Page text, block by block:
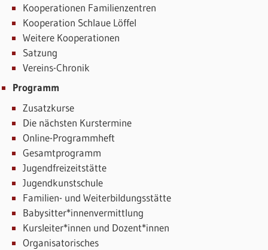
Kooperationen Familienzentren
Kooperation Schlaue Löffel
Weitere Kooperationen
Satzung
Vereins-Chronik
Programm
Zusatzkurse
Die nächsten Kurstermine
Online-Programmheft
Gesamtprogramm
Jugendfreizeitstätte
Jugendkunstschule
Familien- und Weiterbildungsstätte
Babysitter*innenvermittlung
Kursleiter*innen und Dozent*innen
Organisatorisches